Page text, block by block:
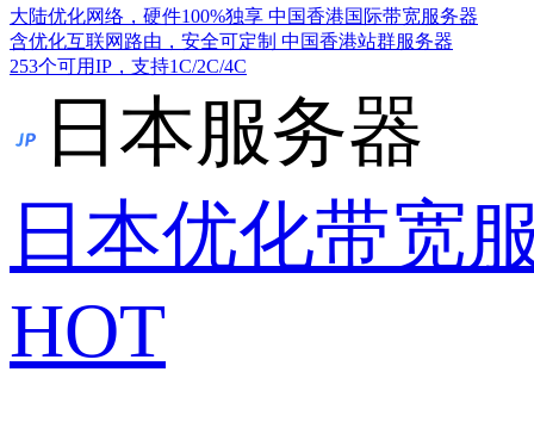
大陆优化网络，硬件100%独享 中国香港国际带宽服务器
含优化互联网路由，安全可定制 中国香港站群服务器
253个可用IP，支持1C/2C/4C
日本服务器
日本优化带宽
HOT